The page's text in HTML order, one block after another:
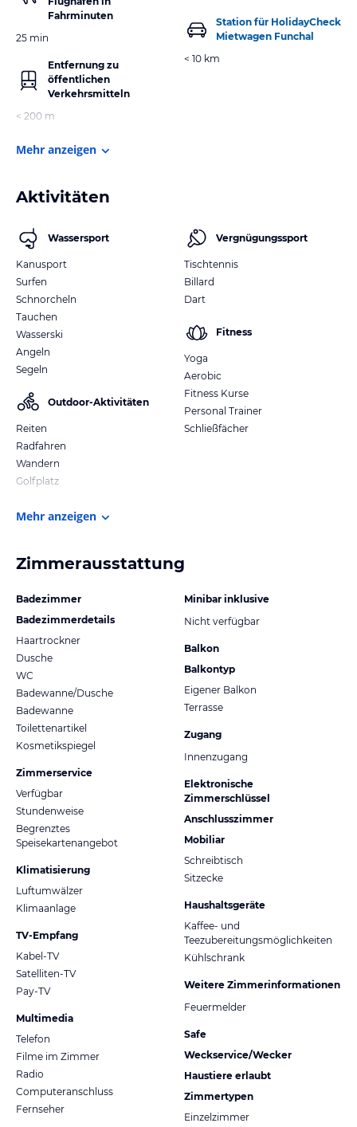
Fahrminuten
25 min
Entfernung zu
öffentlichen
Verkehrsmitteln
< 200 m
Station für HolidayCheck
Mietwagen Funchal
< 10 km
Mehr anzeigen
Aktivitäten
Wassersport
Kanusport
Surfen
Schnorcheln
Tauchen
Wasserski
Angeln
Segeln
Outdoor-Aktivitäten
Reiten
Radfahren
Wandern
Golfplatz
Vergnügungssport
Tischtennis
Billard
Dart
Fitness
Yoga
Aerobic
Fitness Kurse
Personal Trainer
Schließfächer
Mehr anzeigen
Zimmerausstattung
Badezimmer
Badezimmerdetails
Haartrockner
Dusche
WC
Badewanne/Dusche
Badewanne
Toilettenartikel
Kosmetikspiegel
Zimmerservice
Verfügbar
Stundenweise
Begrenztes
Speisekartenangebot
Klimatisierung
Luftumwälzer
Klimaanlage
TV-Empfang
Kabel-TV
Satelliten-TV
Pay-TV
Multimedia
Telefon
Filme im Zimmer
Radio
Computeranschluss
Fernseher
Minibar inklusive
Nicht verfügbar
Balkon
Balkontyp
Eigener Balkon
Terrasse
Zugang
Innenzugang
Elektronische
Zimmerschlüssel
Anschlusszimmer
Mobiliar
Schreibtisch
Sitzecke
Haushaltsgeräte
Kaffee- und
Teezubereitungsmöglichkeiten
Kühlschrank
Weitere Zimmerinformationen
Feuermelder
Safe
Weckservice/Wecker
Haustiere erlaubt
Zimmertypen
Einzelzimmer